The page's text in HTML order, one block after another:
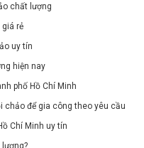
chất lượng
rẻ
uy tín
hiện nay
phố Hồ Chí Minh
chảo để gia công theo yêu cầu
Chí Minh uy tín